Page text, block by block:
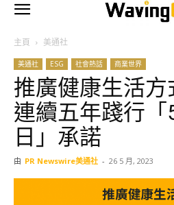
主頁 美通社
美通社 ESG 社會熱話 商業世界
推廣健康生活
連續五年踐行
日」承諾
由 PR Newswire美通社 - 26 5 月, 2023